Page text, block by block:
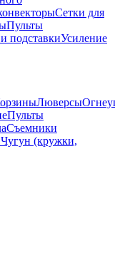
Сетки для
Пульты
подставкиУсиление
Люверсы
Пульты
Съемники
Чугун (кружки,